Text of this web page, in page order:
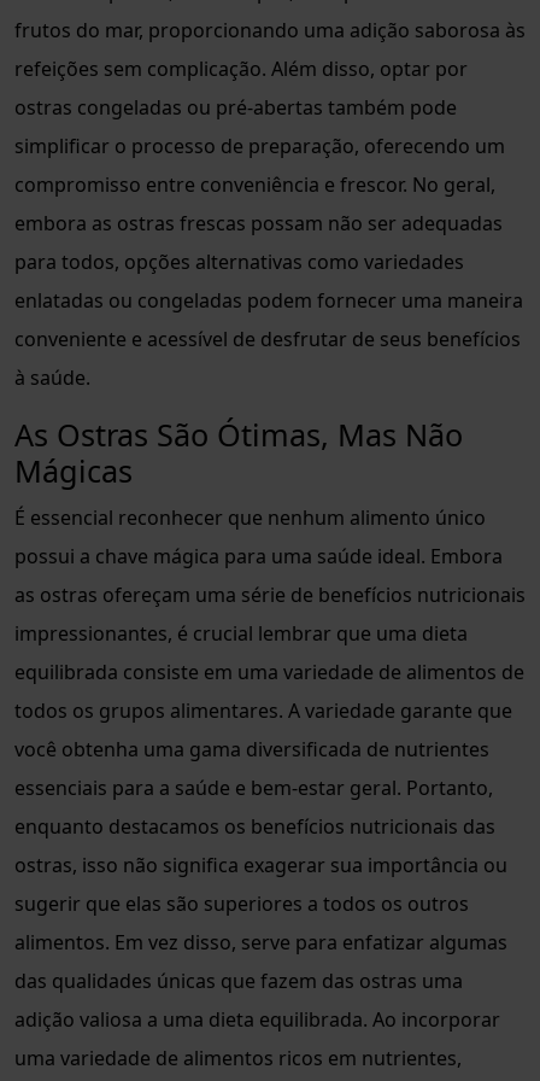
frutos do mar, proporcionando uma adição saborosa às
refeições sem complicação. Além disso, optar por
ostras congeladas ou pré-abertas também pode
simplificar o processo de preparação, oferecendo um
compromisso entre conveniência e frescor. No geral,
embora as ostras frescas possam não ser adequadas
para todos, opções alternativas como variedades
enlatadas ou congeladas podem fornecer uma maneira
conveniente e acessível de desfrutar de seus benefícios
à saúde.
As Ostras São Ótimas, Mas Não
Mágicas
É essencial reconhecer que nenhum alimento único
possui a chave mágica para uma saúde ideal. Embora
as ostras ofereçam uma série de benefícios nutricionais
impressionantes, é crucial lembrar que uma dieta
equilibrada consiste em uma variedade de alimentos de
todos os grupos alimentares. A variedade garante que
você obtenha uma gama diversificada de nutrientes
essenciais para a saúde e bem-estar geral. Portanto,
enquanto destacamos os benefícios nutricionais das
ostras, isso não significa exagerar sua importância ou
sugerir que elas são superiores a todos os outros
alimentos. Em vez disso, serve para enfatizar algumas
das qualidades únicas que fazem das ostras uma
adição valiosa a uma dieta equilibrada. Ao incorporar
uma variedade de alimentos ricos em nutrientes,